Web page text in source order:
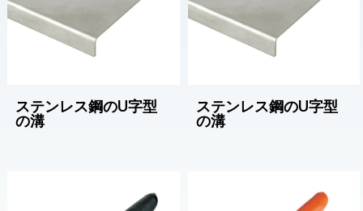
ステンレス鋼のU字型
の溝
ステンレス鋼のU字型
の溝